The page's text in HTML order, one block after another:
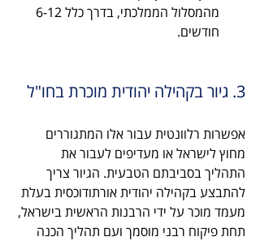
חודשים.
3. גיור בקהילה יהודית מוכרת בחו"ל
אפשרות רלוונטית עבור אלו המתגוררים
מחוץ לישראל או מעדיפים לעבור את
התהליך בסביבתם הטבעית. הגיור צריך
להתבצע בקהילה יהודית אורתודוכסית בעלת
מעמד מוכר על ידי הרבנות הראשית בישראל,
תחת פיקוח רבני מוסמך ועם תהליך הכנה